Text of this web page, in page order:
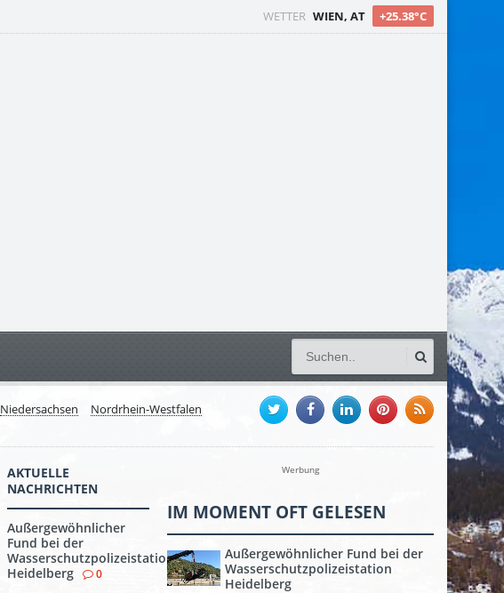
WETTER WIEN, AT +25.38°C
Niedersachsen Nordrhein-Westfalen
AKTUELLE
NACHRICHTEN
Außergewöhnlicher
Fund bei der
Wasserschutzpolizeistation
Heidelberg
0
Werbung
IM MOMENT OFT GELESEN
Außergewöhnlicher Fund bei der
Wasserschutzpolizeistation
Heidelberg